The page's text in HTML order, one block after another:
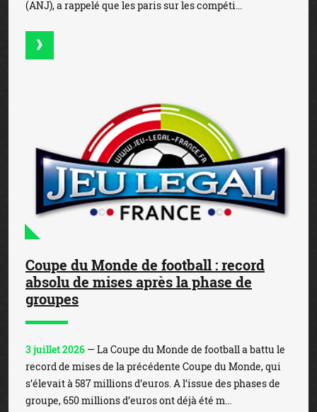
(ANJ), a rappelé que les paris sur les compéti...
Coupe du Monde de football : record
absolu de mises après la phase de
groupes
3 juillet 2026 — La Coupe du Monde de football a battu le
record de mises de la précédente Coupe du Monde, qui
s’élevait à 587 millions d’euros. A l’issue des phases de
groupe, 650 millions d’euros ont déjà été m...